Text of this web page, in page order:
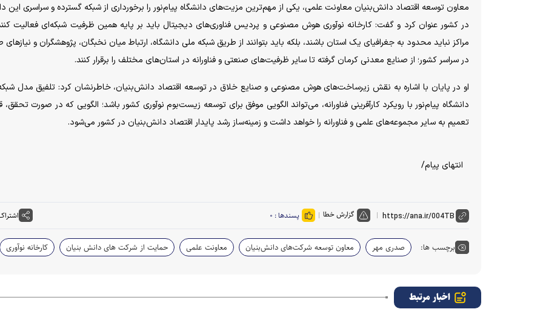
معاون توسعه اقتصاد دانش‌بنیان معاونت علمی، یکی از مهم‌ترین مزیت‌های دانشگاه پیام‌نور را برخورداری از شبکه گسترده و سراسری این
در کشور عنوان کرد و گفت: کارخانه نوآوری هوش مصنوعی و پردیس فناوری‌های دیجیتال باید بر پایه همین ظرفیت شبکه‌ای فعالیت
مراکز نباید محدود به جغرافیای یک استان باشند، بلکه باید بتوانند از طریق شبکه ملی دانشگاه، ارتباط میان نخبگان، پژوهشگران و
در سراسر کشور؛ از صنایع معدنی کرمان گرفته تا سایر ظرفیت‌های صنعتی و فناورانه در استان‌های مختلف را برقرار کنند.
او در پایان با اشاره به نقش زیرساخت‌های هوش مصنوعی و صنایع خلاق در توسعه اقتصاد دانش‌بنیان، خاطرنشان کرد: تلفیق مدل
دانشگاه پیام‌نور با رویکرد کارآفرینی فناورانه، می‌تواند الگویی موفق برای توسعه زیست‌بوم نوآوری کشور باشد؛ الگویی که در صورت تحقق،
تعمیم به سایر مجموعه‌های علمی و فناورانه را خواهد داشت و زمینه‌ساز رشد پایدار اقتصاد دانش‌بنیان در کشور می‌شود.
انتهای پیام/
گزارش خطا پسندها : ۰
برچسب ها: صدری مهر معاون توسعه شرکت‌های دانش‌بنیان معاونت علمی حمایت از شرکت های دانش بنیان کارخانه نوآوری
اخبار مرتبط